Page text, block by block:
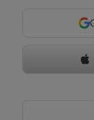
タイムス
TIME